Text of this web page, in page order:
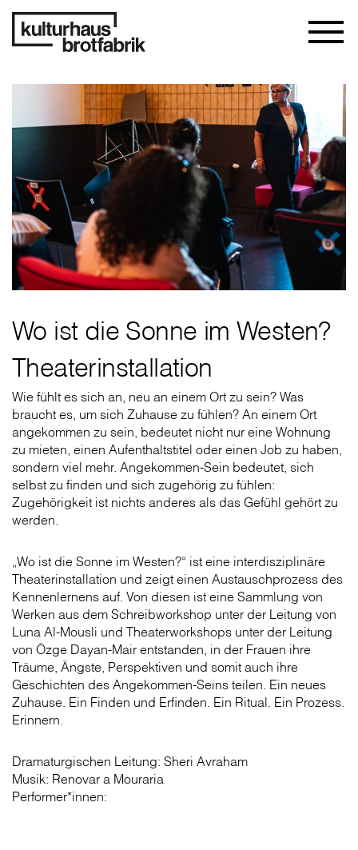
Wo ist die Sonne im Westen?
Theaterinstallation
Wie fühlt es sich an, neu an einem Ort zu sein? Was
braucht es, um sich Zuhause zu fühlen? An einem Ort
angekommen zu sein, bedeutet nicht nur eine Wohnung
zu mieten, einen Aufenthaltstitel oder einen Job zu haben,
sondern viel mehr. Angekommen-Sein bedeutet, sich
selbst zu finden und sich zugehörig zu fühlen:
Zugehörigkeit ist nichts anderes als das Gefühl gehört zu
werden.
„Wo ist die Sonne im Westen?“ ist eine interdisziplinäre
Theaterinstallation und zeigt einen Austauschprozess des
Kennenlernens auf. Von diesen ist eine Sammlung von
Werken aus dem Schreibworkshop unter der Leitung von
Luna Al-Mousli und Theaterworkshops unter der Leitung
von Özge Dayan-Mair entstanden, in der Frauen ihre
Träume, Ängste, Perspektiven und somit auch ihre
Geschichten des Angekommen-Seins teilen. Ein neues
Zuhause. Ein Finden und Erfinden. Ein Ritual. Ein Prozess.
Erinnern.
Dramaturgischen Leitung: Sheri Avraham
Musik: Renovar a Mouraria
Performer*innen: